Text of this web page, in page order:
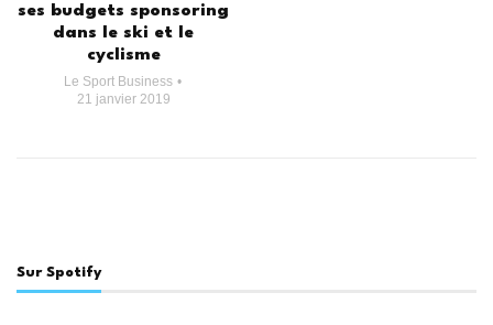
ses budgets sponsoring
dans le ski et le
cyclisme
Le Sport Business
21 janvier 2019
Sur Spotify